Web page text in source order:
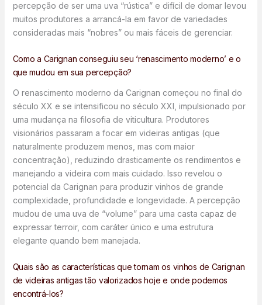
percepção de ser uma uva “rústica” e difícil de domar levou
muitos produtores a arrancá-la em favor de variedades
consideradas mais “nobres” ou mais fáceis de gerenciar.
Como a Carignan conseguiu seu ‘renascimento moderno’ e o
que mudou em sua percepção?
O renascimento moderno da Carignan começou no final do
século XX e se intensificou no século XXI, impulsionado por
uma mudança na filosofia de viticultura. Produtores
visionários passaram a focar em videiras antigas (que
naturalmente produzem menos, mas com maior
concentração), reduzindo drasticamente os rendimentos e
manejando a videira com mais cuidado. Isso revelou o
potencial da Carignan para produzir vinhos de grande
complexidade, profundidade e longevidade. A percepção
mudou de uma uva de “volume” para uma casta capaz de
expressar terroir, com caráter único e uma estrutura
elegante quando bem manejada.
Quais são as características que tornam os vinhos de Carignan
de videiras antigas tão valorizados hoje e onde podemos
encontrá-los?